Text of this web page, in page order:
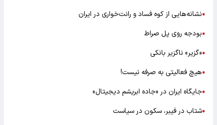
●نشانه‌هایی از کوه فساد و رانت‌خواری در ایران
●بودجه روی پل صراط
●«گزیر» ناگزیر بانکی
●هیچ فعالیتی به صرفه نیست!
●جایگاه ایران در «جاده ابریشم دیجیتال»
●شتاب در فیبر، سکون در سیاست